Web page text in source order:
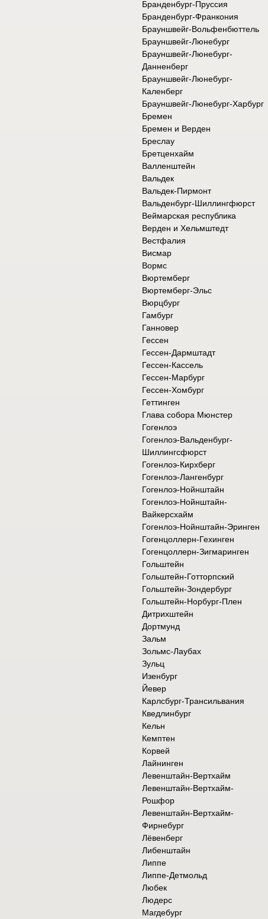
Бранденбург-Пруссия
Бранденбург-Франкония
Брауншвейг-Вольфенбюттель
Брауншвейг-Люнебург
Брауншвейг-Люнебург-
Данненберг
Брауншвейг-Люнебург-
Каленберг
Брауншвейг-Люнебург-Харбург
Бремен
Бремен и Верден
Бреслау
Бретценхайм
Валленштейн
Вальдек
Вальдек-Пирмонт
Вальденбург-Шиллингфюрст
Веймарская республика
Верден и Хельмштедт
Вестфалия
Висмар
Вормс
Вюртемберг
Вюртемберг-Эльс
Вюрцбург
Гамбург
Ганновер
Гессен
Гессен-Дармштадт
Гессен-Кассель
Гессен-Марбург
Гессен-Хомбург
Геттинген
Глава собора Мюнстер
Гогенлоэ
Гогенлоэ-Вальденбург-
Шиллингсфюрст
Гогенлоэ-Кирхберг
Гогенлоэ-Лангенбург
Гогенлоэ-Нойнштайн
Гогенлоэ-Нойнштайн-
Вайкерсхайм
Гогенлоэ-Нойнштайн-Эринген
Гогенцоллерн-Гехинген
Гогенцоллерн-Зигмаринген
Гольштейн
Гольштейн-Готторпский
Гольштейн-Зондербург
Гольштейн-Норбург-Плен
Дитрихштейн
Дортмунд
Зальм
Зольмс-Лаубах
Зульц
Изенбург
Йевер
Карлсбург-Трансильвания
Кведлинбург
Кельн
Кемптен
Корвей
Лайнинген
Левенштайн-Вертхайм
Левенштайн-Вертхайм-
Рошфор
Левенштайн-Вертхайм-
Фирнебург
Лёвенберг
Либенштайн
Липпе
Липпе-Детмольд
Любек
Людерс
Магдебург